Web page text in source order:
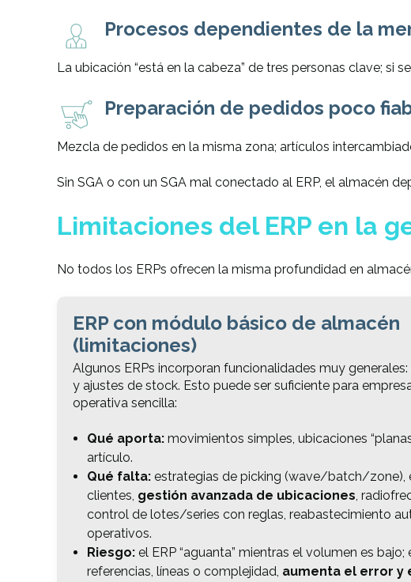
Procesos dependientes de la
La ubicación “está en la cabeza” de tres personas clave; si
Preparación de pedidos poco
Mezcla de pedidos en la misma zona; artículos
Sin SGA o con un SGA mal conectado al ERP, el almacén
Limitaciones del ERP en la
No todos los ERPs ofrecen la misma profundidad en
ERP con módulo básico de almacén
(limitaciones)
Algunos ERPs incorporan funcionalidades muy generales:
y ajustes de stock. Esto puede ser suficiente para
operativa sencilla:
Qué aporta:movimientos simples, ubicaciones
artículo.
Qué falta:estrategias de picking (wave/batch/zone),
clientes, gestión avanzada de ubicaciones,
control de lotes/series con reglas, reabastecimiento
operativos.
Riesgo:el ERP “aguanta” mientras el volumen es bajo;
referencias, líneas o complejidad, aumenta el error y